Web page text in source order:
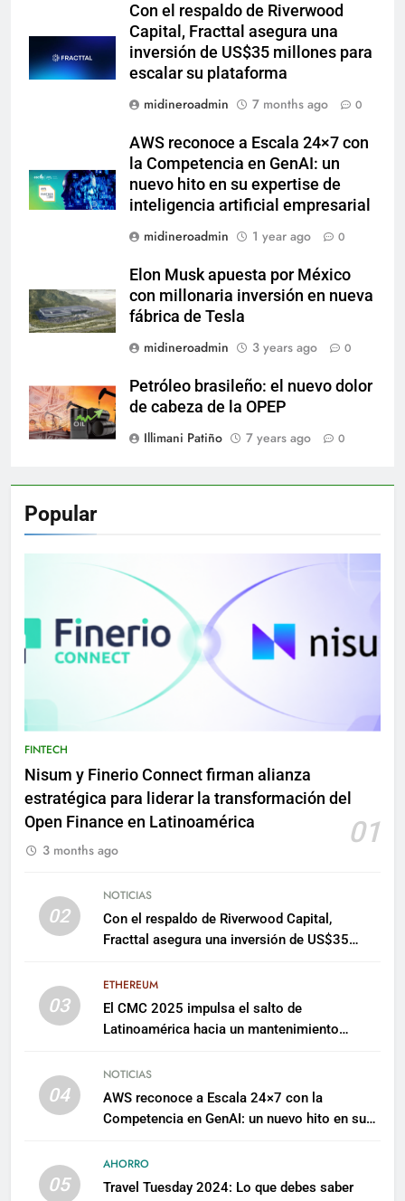
Con el respaldo de Riverwood
Capital, Fracttal asegura una
inversión de US$35 millones para
escalar su plataforma
midineroadmin
7 months ago 0
AWS reconoce a Escala 24×7 con
la Competencia en GenAI: un
nuevo hito en su expertise de
inteligencia artificial empresarial
midineroadmin
1 year ago 0
Elon Musk apuesta por México
con millonaria inversión en nueva
fábrica de Tesla
midineroadmin
3 years ago 0
Petróleo brasileño: el nuevo dolor
de cabeza de la OPEP
Illimani Patiño
7 years ago 0
Popular
FINTECH
Nisum y Finerio Connect firman alianza
estratégica para liderar la transformación del
Open Finance en Latinoamérica
01
3 months ago
02
NOTICIAS
Con el respaldo de Riverwood Capital,
Fracttal asegura una inversión de US$35
03
ETHEREUM
El CMC 2025 impulsa el salto de
Latinoamérica hacia un mantenimiento
04
NOTICIAS
AWS reconoce a Escala 24×7 con la
Competencia en GenAI: un nuevo hito en su
05
AHORRO
Travel Tuesday 2024: Lo que debes saber